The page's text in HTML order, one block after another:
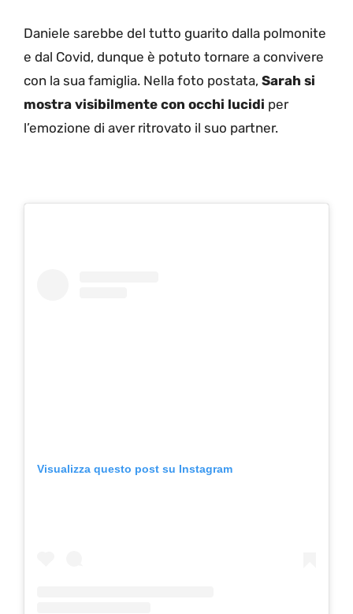
Daniele sarebbe del tutto guarito dalla polmonite
e dal Covid, dunque è potuto tornare a convivere
con la sua famiglia. Nella foto postata, Sarah si
mostra visibilmente con occhi lucidi per
l’emozione di aver ritrovato il suo partner.
Visualizza questo post su Instagram